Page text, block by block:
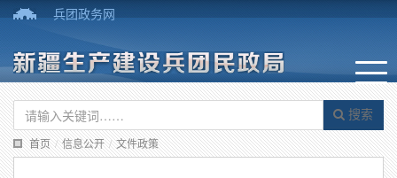
兵团政务网
搜索
首页 / 信息公开 / 文件政策